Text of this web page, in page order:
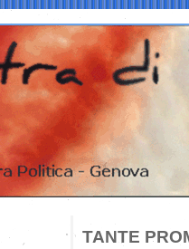
TANTE